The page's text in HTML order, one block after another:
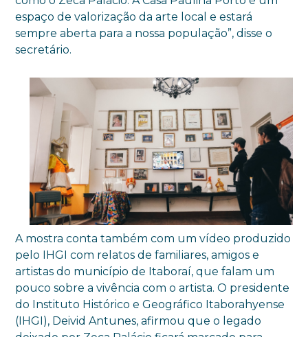
espaço de valorização da arte local e estará
sempre aberta para a nossa população”, disse o
secretário.
A mostra conta também com um vídeo produzido
pelo IHGI com relatos de familiares, amigos e
artistas do município de Itaboraí, que falam um
pouco sobre a vivência com o artista. O presidente
do Instituto Histórico e Geográfico Itaborahyense
(IHGI), Deivid Antunes, afirmou que o legado